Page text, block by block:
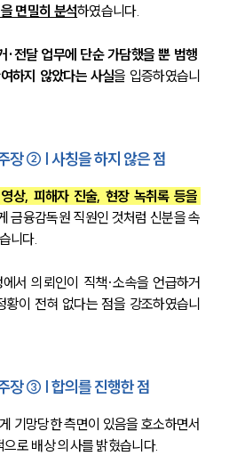
면밀히 분석하였습니다.
·전달 업무에 단순 가담했을 뿐 범행
하지 않았다는 사실을 입증하였습니
장 ② | 사칭을 하지 않은 점
상, 피해자 진술, 현장 녹취록 등을
금융감독원 직원인 것처럼 신분을 속
니다.
서 의뢰인이 직책·소속을 언급하거
이 전혀 없다는 점을 강조하였습니
장 ③ | 합의를 진행한 점
기망당한 측면이 있음을 호소하면서
로 배상 의사를 밝혔습니다.